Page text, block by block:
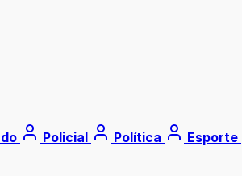
Policial Política Esporte